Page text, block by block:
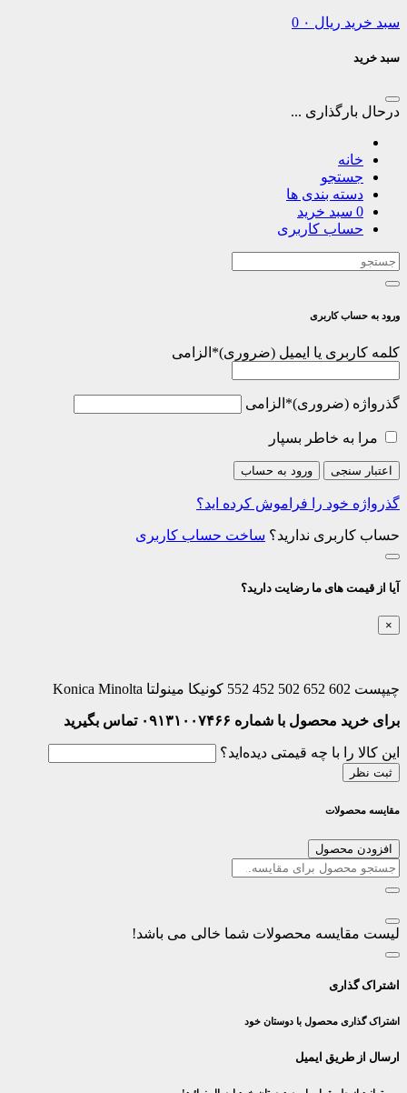
سبد خرید ریال 0
سبد خرید
درحال بارگذاری ...
خانه
جستجو
دسته بندی ها
0 سبد خرید
حساب کاربری
ورود به حساب کاربری
کلمه کاربری یا ایمیل * الزامی
گذرواژه * الزامی
مرا به خاطر بسپار
اعتبار سنجی ورود به حساب
گذرواژه خود را فراموش کرده اید؟
حساب کاربری ندارید؟ ساخت حساب کاربری
آیا از قیمت های ما رضایت دارید؟
×
چیپست 602 652 502 452 552 کونیکا مینولتا Konica Minolta
برای خرید محصول با شماره ۰۹۱۳۱۰۰۷۴۶۶ تماس بگیرید
این کالا را با چه قیمتی دیده‌اید؟
ثبت نظر
مقایسه محصولات
افزودن محصول
لیست مقایسه محصولات شما خالی می باشد!
اشتراک گذاری
اشتراک گذاری محصول با دوستان خود
ارسال از طریق ایمیل